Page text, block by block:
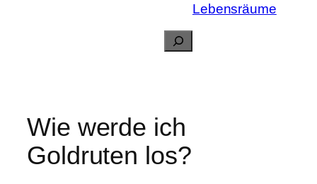
Lebensräume
Suchen
Wie werde ich
Goldruten los?